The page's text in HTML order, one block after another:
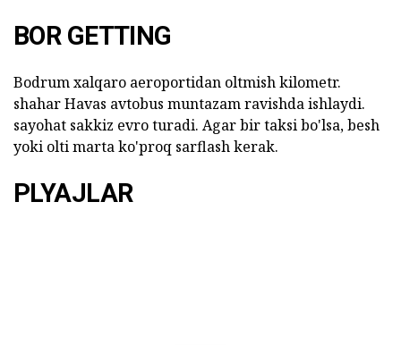
BOR GETTING
Bodrum xalqaro aeroportidan oltmish kilometr.
shahar Havas avtobus muntazam ravishda ishlaydi.
sayohat sakkiz evro turadi. Agar bir taksi bo'lsa, besh
yoki olti marta ko'proq sarflash kerak.
PLYAJLAR